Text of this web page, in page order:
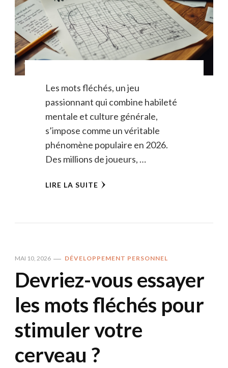
Les mots fléchés, un jeu
passionnant qui combine habileté
mentale et culture générale,
s’impose comme un véritable
phénomène populaire en 2026.
Des millions de joueurs, …
LIRE LA SUITE
MAI 10, 2026 DÉVELOPPEMENT PERSONNEL
Devriez-vous essayer
les mots fléchés pour
stimuler votre
cerveau ?